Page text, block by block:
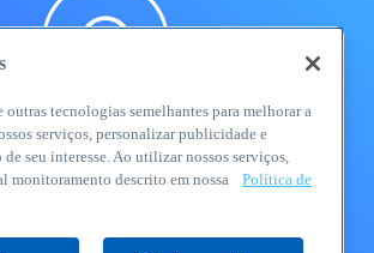
WhatsApp
outras tecnologias semelhantes para melhorar a
serviços, personalizar publicidade e
seu interesse. Ao utilizar nossos serviços,
monitoramento descrito em nossa
Política de